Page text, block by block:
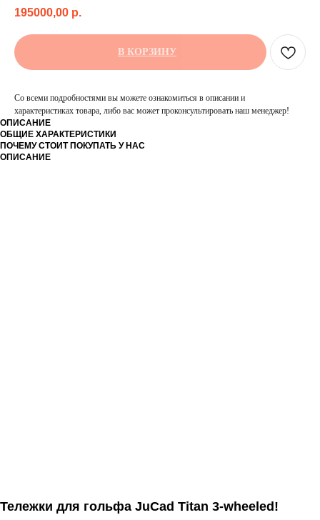
195000,00 р.
В КОРЗИНУ
Со всеми подробностями вы можете ознакомиться в описании и
характеристиках товара, либо вас может проконсультировать наш менеджер!
ОПИСАНИЕ
ОБЩИЕ ХАРАКТЕРИСТИКИ
ПОЧЕМУ СТОИТ ПОКУПАТЬ У НАС
ОПИСАНИЕ
Тележки для гольфа JuCad Titan 3-wheeled!